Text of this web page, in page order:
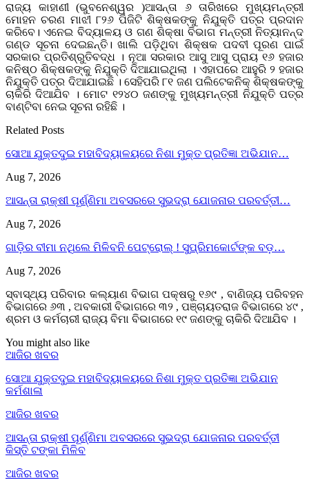
ରାଜ୍ୟ କାହାଣୀ (ଭୁବନେଶ୍ୱର )ଆସନ୍ତା ୬ ତାରିଖରେ ମୁଖ୍ୟମନ୍ତ୍ରୀ
ମୋହନ ଚରଣ ମାଝୀ ୮୨୬ ପିଜିଟି ଶିକ୍ଷକଙ୍କୁ ନିଯୁକ୍ତି ପତ୍ର ପ୍ରଦାନ
କରିବେ। ଏନେଇ ବିଦ୍ୟାଳୟ ଓ ଗଣ ଶିକ୍ଷା ବିଭାଗ ମନ୍ତ୍ରୀ ନିତ୍ୟାନନ୍ଦ
ଗଣ୍ଡ ସୂଚନା ଦେଇଛନ୍ତି। ଖାଲି ପଡ଼ିଥିବା ଶିକ୍ଷକ ପଦବୀ ପୂରଣ ପାଇଁ
ସରକାର ପ୍ରତିଶ୍ରୁତିବଦ୍ଧ । ନୂଆ ସରକାର ଆସୁ ଆସୁ ପ୍ରାୟ ୧୬ ହଜାର
କନିଷ୍ଠ ଶିକ୍ଷକଙ୍କୁ ନିଯୁକ୍ତି ଦିଆଯାଇଥିଲା । ଏହାପରେ ଆହୁରି ୨ ହଜାର
ନିଯୁକ୍ତି ପତ୍ର ଦିଆଯାଇଛି । ସେହିପରି ୮୧ ଜଣ ପଲିଟେକନିକ୍ ଶିକ୍ଷକଙ୍କୁ
ଚାକିରି ଦିଆଯିବ । ମୋଟ ୧୨୪୦ ଜଣଙ୍କୁ ମୁଖ୍ୟମନ୍ତ୍ରୀ ନିଯୁକ୍ତି ପତ୍ର
ବାଣ୍ଟିବା ନେଇ ସୂଚନା ରହିଛି ।
Related Posts
ସୋଆ ଯୁକ୍ତଦୁଇ ମହାବିଦ୍ୟାଳୟରେ ନିଶା ମୁକ୍ତ ପ୍ରତିଜ୍ଞା ଅଭିଯାନ…
Aug 7, 2026
ଆସନ୍ତା ରାକ୍ଷୀ ପୂର୍ଣ୍ଣିମା ଅବସରରେ ସୁଭଦ୍ରା ଯୋଜନାର ପରବର୍ତ୍ତୀ…
Aug 7, 2026
ଗାଡ଼ିର ବୀମା ନଥିଲେ ମିଳିବନି ପେଟ୍ରୋଲ୍ ! ସୁପ୍ରିମକୋର୍ଟଙ୍କ ବଡ଼…
Aug 7, 2026
ସ୍ବାସ୍ଥ୍ୟ ପରିବାର କଲ୍ୟାଣ ବିଭାଗ ପକ୍ଷରୁ ୧୬୯ , ବାଣିଜ୍ୟ ପରିବହନ
ବିଭାଗରେ ୬୩ , ଅବକାରୀ ବିଭାଗରେ ୩୨ , ପଞ୍ଚାୟତରାଜ ବିଭାଗରେ ୪୯ ,
ଶ୍ରମ ଓ କର୍ମଚାରୀ ରାଜ୍ୟ ବିମା ବିଭାଗରେ ୧୯ ଜଣଙ୍କୁ ଚାକିରି ଦିଆଯିବ ।
You might also like
ଆଜିର ଖବର
ସୋଆ ଯୁକ୍ତଦୁଇ ମହାବିଦ୍ୟାଳୟରେ ନିଶା ମୁକ୍ତ ପ୍ରତିଜ୍ଞା ଅଭିଯାନ
କର୍ମଶାଳା
ଆଜିର ଖବର
ଆସନ୍ତା ରାକ୍ଷୀ ପୂର୍ଣ୍ଣିମା ଅବସରରେ ସୁଭଦ୍ରା ଯୋଜନାର ପରବର୍ତ୍ତୀ
କିସ୍ତି ଟଙ୍କା ମିଳିବ
ଆଜିର ଖବର